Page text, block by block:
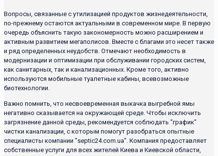
Вопросы, связанные с утилизацией продуктов жизнедеятельности,
по-прежнему остаются актуальными в современном мире. В первую
очередь объяснить такую закономерность можно расширением и
активным развитием мегаполисов. Вместе с благами это несет также
и ряд определенных неудобств. Отмечают необходимость в
модернизации и оптимизации при обслуживании городских систем,
как санитарных, так и канализационных. Кроме того, активно
используются мобильные туалетные кабины, всевозможные
биотехнологии.
Важно помнить, что несвоевременная выкачка выгребной ямы
негативно сказывается на окружающей среде. Чтобы исключить
загрязнение данной среды, рекомендуется соблюдать "график"
чистки канализации, с которым помогут разобраться опытные
специалисты компании "septic24.com.ua". Компания предоставляет
собственные услуги для всех жителей Киева и Киевской области,